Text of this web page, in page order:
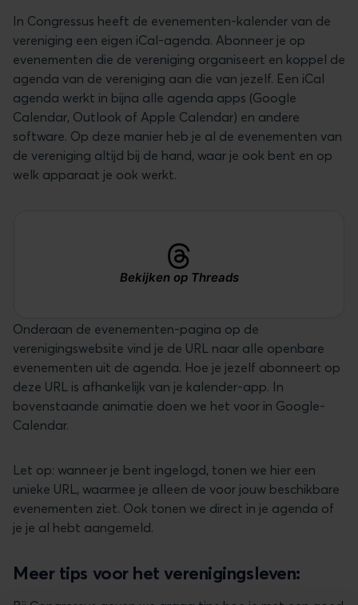
In Congressus heeft de evenementen-kalender van de
vereniging een eigen iCal-agenda. Abonneer je op
evenementen die de vereniging organiseert en koppel de
agenda van de vereniging aan die van jezelf. Een iCal
agenda werkt in bijna alle agenda apps (Google
Calendar, Outlook of Apple Calendar) en andere
software. Op deze manier heb je al de evenementen van
de vereniging altijd bij de hand, waar je ook bent en op
welk apparaat je ook werkt.
Bekijken op Threads
Onderaan de evenementen-pagina op de
verenigingswebsite vind je de URL naar alle openbare
evenementen uit de agenda. Hoe je jezelf abonneert op
deze URL is afhankelijk van je kalender-app. In
bovenstaande animatie doen we het voor in Google-
Calendar.
Let op: wanneer je bent ingelogd, tonen we hier een
unieke URL, waarmee je alleen de voor jouw beschikbare
evenementen ziet. Ook tonen we direct in je agenda of
je je al hebt aangemeld.
Meer tips voor het verenigingsleven: